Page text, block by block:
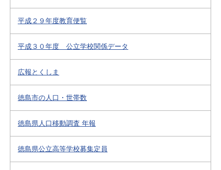
平成２９年度教育便覧
平成３０年度 公立学校関係データ
広報とくしま
徳島市の人口・世帯数
徳島県人口移動調査 年報
徳島県公立高等学校募集定員